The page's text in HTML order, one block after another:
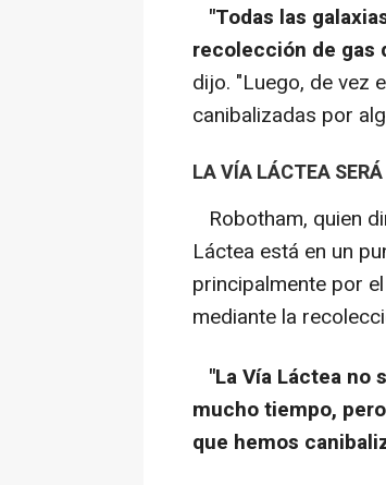
"Todas las
recolección de gas
dijo. "Luego, de vez
canibalizadas por
LA VÍA LÁCTEA
Robotham, quien
Láctea está en un
principalmente por
mediante la
"La Vía Láctea no
mucho tiempo,
que hemos